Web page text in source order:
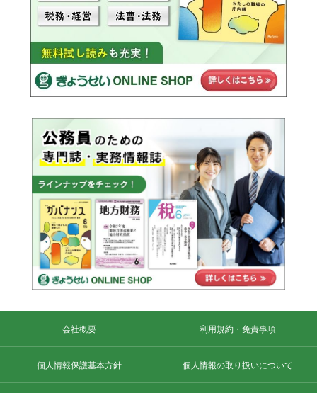
会社概要 利用規約・免責事項
個人情報保護基本方針 個人情報の取り扱いについて